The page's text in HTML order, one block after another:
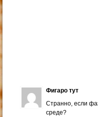
Фигаро тут
Странно, если
среде?